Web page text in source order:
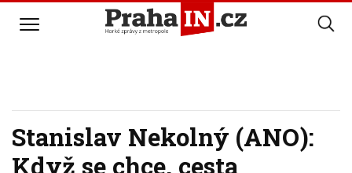
Stanislav Nekolný (ANO):
Když se chce, cesta